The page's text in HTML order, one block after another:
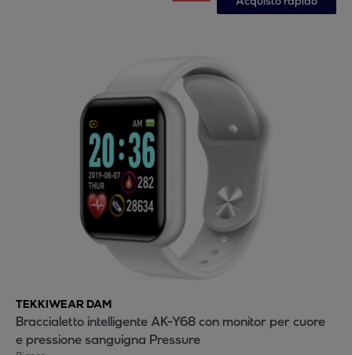
TEKKIWEAR DAM
Braccialetto intelligente AK-Y68 con monitor per cuore
e pressione sanguigna Pressure